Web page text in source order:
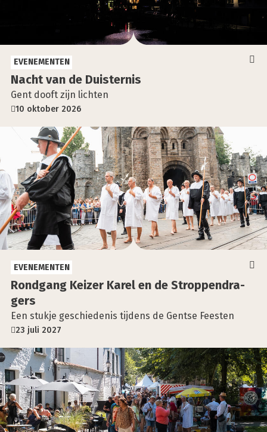
Nacht van de Duis­ter­nis
Gent dooft zijn lichten
10 oktober 2026
EVENEMENTEN
Rond­gang Kei­zer Karel en de Strop­pen­dra­
gers
Een stukje geschiedenis tijdens de Gentse Feesten
23 juli 2027
EVENEMENTEN